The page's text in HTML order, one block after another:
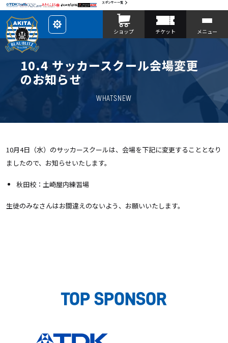
スポンサー一覧
レ
イ
ア
カ
ス
タ
マ
ショップ チケット メニュー
10.4 サッカースクール会場変更
のお知らせ
WHATSNEW
10月4日（水）のサッカースクールは、会場を下記に変更することとなり
ましたので、お知らせいたします。
秋田校：土崎屋内練習場
生徒のみなさんはお間違えのないよう、お願いいたします。
TOP SPONSOR